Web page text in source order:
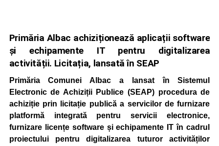
Primăria Albac achiziționează aplicații software
și echipamente IT pentru digitalizarea
activității. Licitația, lansată în SEAP
Primăria Comunei Albac a lansat în Sistemul
Electronic de Achiziții Publice (SEAP) procedura de
achiziție prin licitație publică a servicilor de furnizare
platformă integrată pentru servicii electronice,
furnizare licențe software și echipamente IT în cadrul
proiectului pentru digitalizarea tuturor activităților